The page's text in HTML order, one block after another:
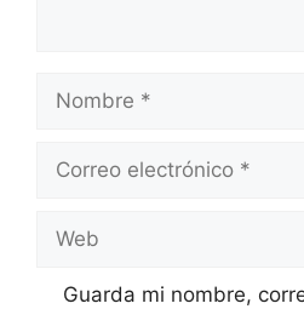
Nombre
Correo
Web
Guarda mi nombre,